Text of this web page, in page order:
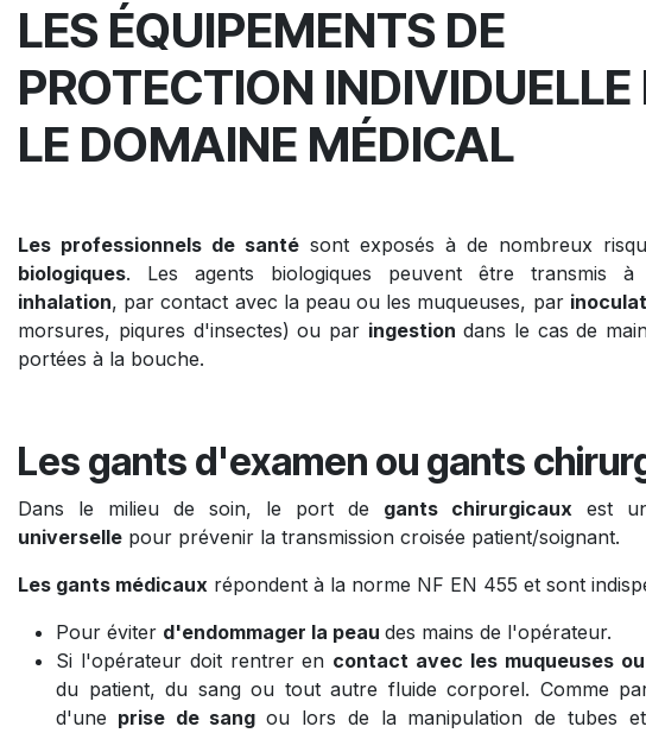
LES ÉQUIPEMENTS DE
PROTECTION
LE DOMAINE MÉDICAL
Les professionnels de santé sont exposés à de nombreux
biologiques. Les agents biologiques peuvent être transmis
inhalation, par contact avec la peau ou les muqueuses, par
morsures, piqures d'insectes) ou par ingestion dans le cas de
portées à la bouche.
Les gants d'examen ou gants
Dans le milieu de soin, le port de gants chirurgicaux est
universelle pour prévenir la transmission croisée patient/soignant.
Les gants médicaux répondent à la norme NF EN 455 et sont
Pour éviter d'endommager la peau des mains de l'opérateur.
Si l'opérateur doit rentrer en contact avec les muqueuses
du patient, du sang ou tout autre fluide corporel. Comme
d'une prise de sangou lors de la manipulation de tubes